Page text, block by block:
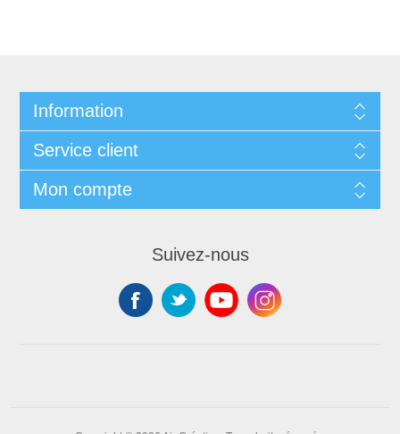
Information
Service client
Mon compte
Suivez-nous